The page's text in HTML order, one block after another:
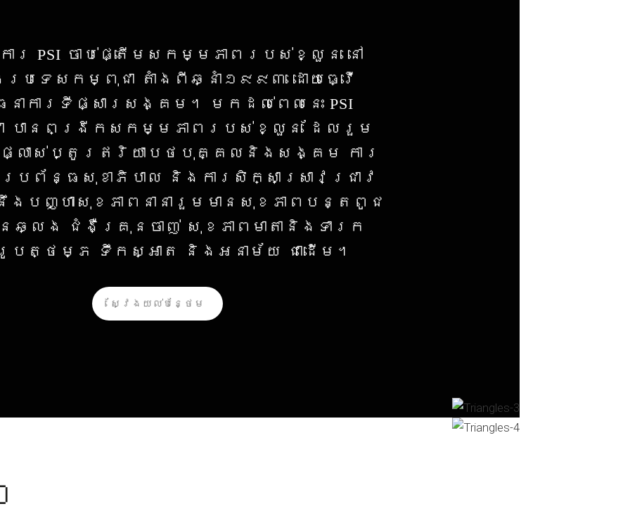
រ PSI ចាប់ផ្តើម​សកម្មភាព​របស់​ខ្លួន នៅ​
រទេស​កម្ពុជា តាំង​ពី​ឆ្នាំ​១៩៩៣ ដោយ​ធ្វើ
ាការ​ទីផ្សារ​សង្គម។ មក​ដល់​ពេល​នេះ​ PSI
បាន​ពង្រីក​សកម្មភាព​របស់​ខ្លួន​ ដែល​រួម​
រផ្លាស់ប្តូរឥរិយាបថបុគ្គលនិងសង្គម ការ
រព័ន្ធសុខាភិបាល និងការសិក្សាស្រាវជ្រាវ
ងបញ្ហាសុខភាពនានារួមមានសុខភាពបន្តពូជ
ឆ្លង ជំងឺគ្រុនចាញ់ សុខភាពមាតានិងទារក
រូបត្ថម្ភ ទឹកស្អាត និងអនាម័យ ជាដើម។
ស្វែងយល់បន្ថែម